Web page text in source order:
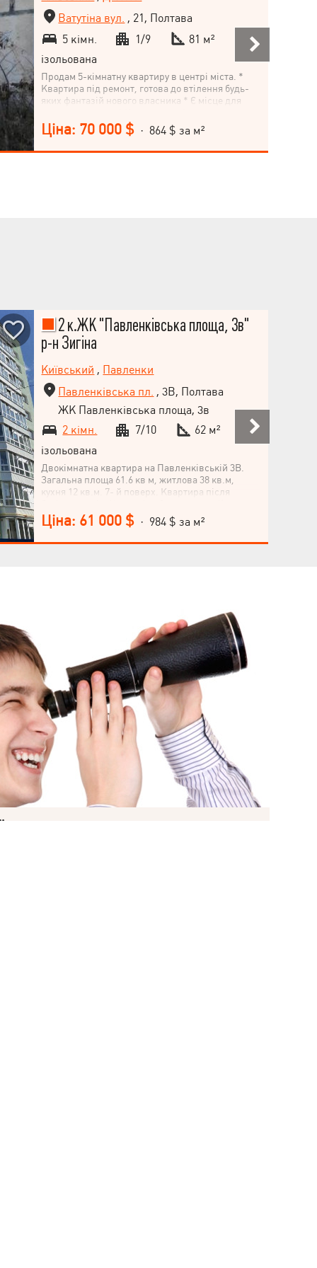
Ватутіна вул. , 21, Полтава
5 кімн.
1/9
81 м²
ізольована
Продам 5-кімнатну квартиру в центрі міста. *
Квартира під ремонт, готова до втілення будь-
яких фантазій нового власника * Є місце для
приміщенням * Хороша інфраструктура
Ціна: 70 000 $ · 864 $ за м²
2 к.ЖК "Павленківська площа, 3в"
р-н Зигіна
Київський , Павленки
Павленківська пл. , 3В, Полтава
ЖК Павленківська площа, 3в
2 кімн.
7/10
62 м²
ізольована
Двокімнатна квартира на Павленківській 3В.
Загальна площа 61.6 кв м, житлова 38 кв.м,
кухня 12 кв.м. 7- й поверх. Квартира після
штукатурка). Змонтована електропроводка.
Можлива іпотека. Національна агенція
нерухомості VALION ( Полтава, Львів, Ужгород,
прийнятті рішень; * забезпечення легальності
Ціна: 61 000 $ · 984 $ за м²
Мова